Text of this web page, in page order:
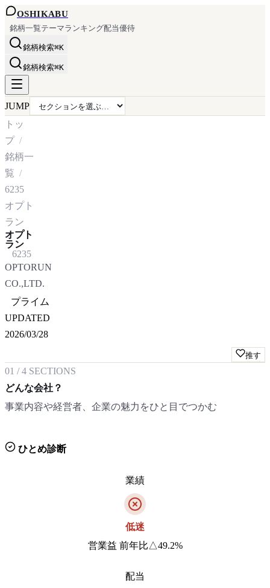
OSHIKABU
銘柄一覧テーマランキング配当優待
銘柄検索⌘K
銘柄検索⌘K
JUMP
トッ
プ
銘柄一
覧
6235
オプト
ラン
オプト
ラン
6235
OPTORUN
CO.,LTD.
プライム
UPDATED
2026/03/28
推す
01 /4 SECTIONS
どんな会社？
事業内容や経営者、企業の魅力をひと目でつかむ
ひとめ診断
業績
低迷
営業益 前年比△49.2%
配当